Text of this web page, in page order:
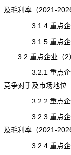
及毛利率（2021-2026
3.1.4 重点企业
3.1.5 重点企业
3.2 重点企业（2）
3.2.1 重点企业
竞争对手及市场地位
3.2.2 重点企业（
3.2.3 重点企业（
及毛利率（2021-2026
3.2.4 重点企业